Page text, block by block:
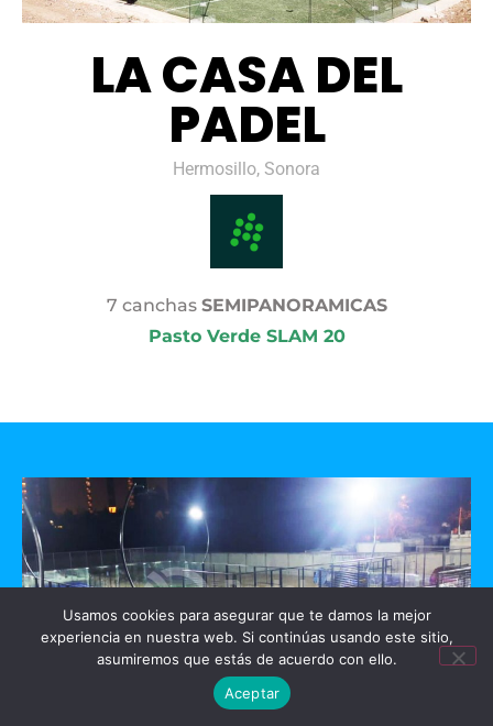
LA CASA DEL
PADEL
Hermosillo, Sonora
7 canchas SEMIPANORAMICAS
Pasto Verde SLAM 20
Usamos cookies para asegurar que te damos la mejor
experiencia en nuestra web. Si continúas usando este sitio,
asumiremos que estás de acuerdo con ello.
Aceptar